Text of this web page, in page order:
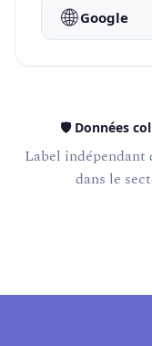
🌐 Google
🛡️ Données
Label
dans le